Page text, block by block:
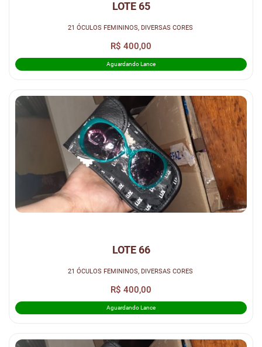
LOTE 65
21 ÓCULOS FEMININOS, DIVERSAS CORES
R$ 400,00
Aguardando Lance
LOTE 66
21 ÓCULOS FEMININOS, DIVERSAS CORES
R$ 400,00
Aguardando Lance